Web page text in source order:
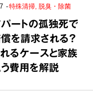
特殊清掃 脱臭・除菌
ートの孤独死で
を請求される？
るケースと家族
費用を解説